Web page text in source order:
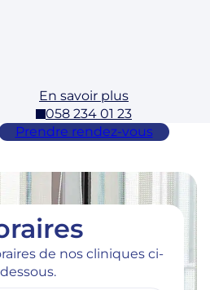
En savoir plus
058 234 01 23
Prendre rendez-vous
de nos cliniques ci-
dessous.